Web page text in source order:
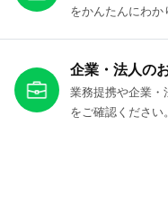
をかんたんにわか
企業・法人の
業務提携や企業・
をご確認ください。